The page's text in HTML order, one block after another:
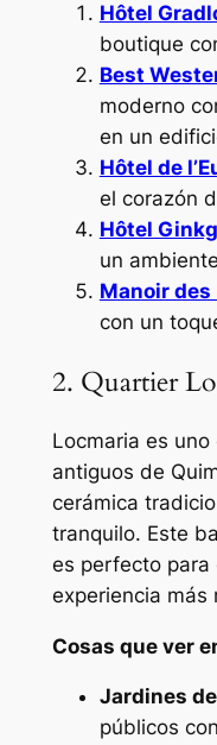
Hôtel
boutique
Best
moderno
en un
Hôtel de
el corazón
Hôtel
un
Manoir des
con un
2. Quartier
Locmaria es
antiguos de
cerámica
tranquilo. Este
es perfecto para
experiencia más
Cosas que ver
Jardines
públicos